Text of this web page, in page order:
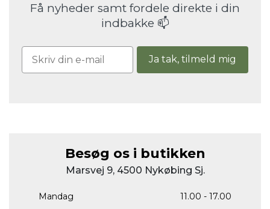
Få nyheder samt fordele direkte i din
indbakke 📫
Ja tak, tilmeld mig
Besøg os i butikken
Marsvej 9, 4500 Nykøbing Sj.
Mandag
11.00 - 17.00